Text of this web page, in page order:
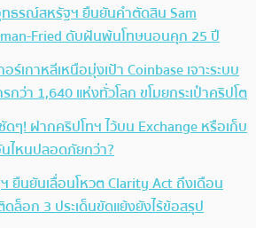
ธรณ์สหรัฐฯ ยืนยันคำตัดสิน Sam
Fried ดับฝันพ้นโทษนอนคุก 25 ปี
อร์เกาหลีเหนือมุ่งเป้า Coinbase เจาะระบบ
กว่า 1,640 แห่งทั่วโลก ขโมยกระเป๋าคริปโต
ดๆ! ฝากคริปโทฯ ไว้บน Exchange หรือเก็บ
ไหนปลอดภัยกว่า?
ยืนยันเลื่อนโหวต Clarity Act ถึงเดือน
ล็อก 3 ประเด็นขัดแย้งยังไร้ข้อสรุป